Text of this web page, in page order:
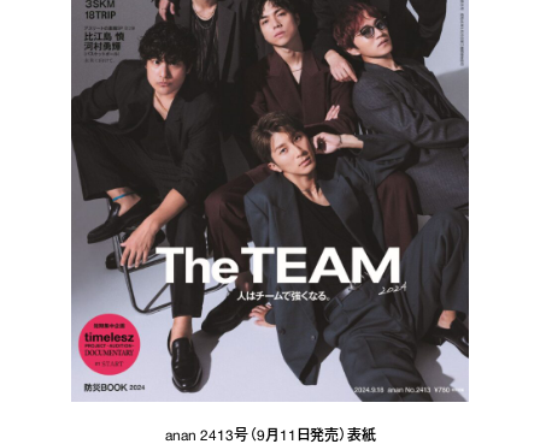
anan 2413号（9月11日発売）表紙